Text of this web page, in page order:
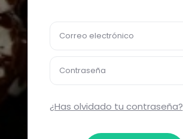
Correo electrónico
Contraseña
¿Has olvidado tu contraseña?